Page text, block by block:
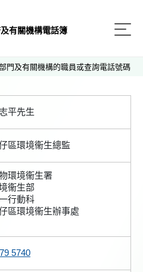
有關機構電話簿
門及有關機構的職員或查詢電話號碼
平先生
區環境衞生總監
環境衞生署
衞生部
行動科
區環境衞生辦事處
5740